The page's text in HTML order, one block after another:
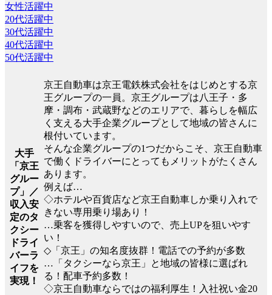
女性活躍中
20代活躍中
30代活躍中
40代活躍中
50代活躍中
大手
「京王
グルー
プ」／
収入安
定のタ
クシー
ドライ
バーラ
イフを
実現！
京王自動車は京王電鉄株式会社をはじめとする京
王グループの一員。京王グループは八王子・多
摩・調布・武蔵野などのエリアで、暮らしを幅広
く支える大手企業グループとして地域の皆さんに
根付いています。
そんな企業グループの1つだからこそ、京王自動車
で働くドライバーにとってもメリットがたくさん
あります。
例えば…
◇ホテルや百貨店など京王自動車しか乗り入れで
きない専用乗り場あり！
…乗客を獲得しやすいので、売上UPを狙いやす
い！
◇「京王」の知名度抜群！電話での予約が多数
…「タクシーなら京王」と地域の皆様に選ばれ
る！配車予約多数！
◇京王自動車ならではの福利厚生！入社祝い金20